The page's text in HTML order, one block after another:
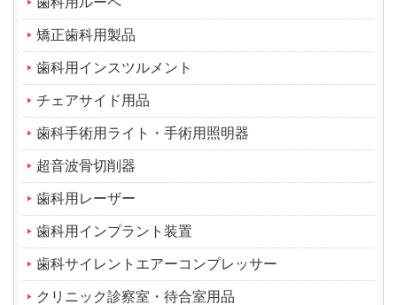
矯正歯科用製品
歯科用インスツルメント
チェアサイド用品
歯科手術用ライト・手術用照明器
超音波骨切削器
歯科用レーザー
歯科用インプラント装置
歯科サイレントエアーコンプレッサー
クリニック診察室・待合室用品